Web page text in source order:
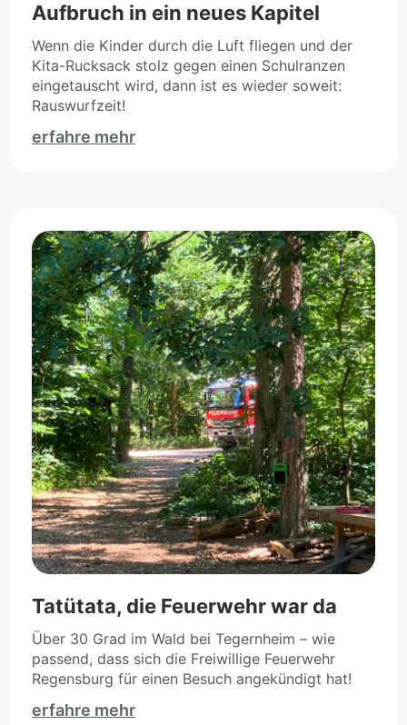
Aufbruch in ein neues Kapitel
Wenn die Kinder durch die Luft fliegen und der
Kita-Rucksack stolz gegen einen Schulranzen
eingetauscht wird, dann ist es wieder soweit:
Rauswurfzeit!
erfahre mehr
Tatütata, die Feuerwehr war da
Über 30 Grad im Wald bei Tegernheim – wie
passend, dass sich die Freiwillige Feuerwehr
Regensburg für einen Besuch angekündigt hat!
erfahre mehr